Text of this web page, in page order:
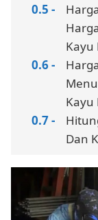
Kayu
Kayu
Dan